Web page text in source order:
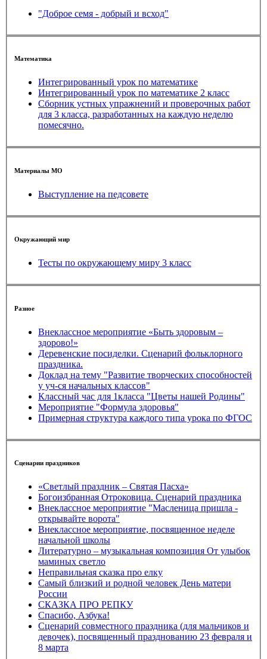
"Доброе семя - добрый и всход"
Математика
Интегрированный урок по математике
Интегрированный урок по математике 2 класс
Сборник устных упражнений и проверочных работ
для 3 класса, разработанных на каждую неделю
помесячно.
Материалы МО
Выступление на педсовете
Окружающий мир
Тесты по окружающему миру 3 класс
Разное
Внеклассное мероприятие «Быть здоровым –
здорово!»
Деревенские посиделки. Сценарий фольклорного
праздника.
Доклад на тему "Развитие творческих способностей
у уч-ся начальных классов"
Классный час для 1класса "Цветы нашей Родины"
Мероприятие "Формула здоровья"
Примерная структура каждого типа урока по ФГОС
Сценарии праздников
«Светлый праздник – Святая Пасха»
Богоизбранная Отроковица. Сценарий праздника
Внеклассное мероприятие "Масленица пришла -
открывайте ворота"
Внеклассное мероприятие, посвященное неделе
начальной школы
Литературно – музыкальная композиция От улыбок
маминых светло
Неправильная сказка про елку
Самый близкий и родной человек День матери
России
СКАЗКА ПРО РЕПКУ
Спасибо, Азбука!
Сценарий совместного праздника (для мальчиков и
девочек), посвященный празднованию 23 февраля и
8 марта